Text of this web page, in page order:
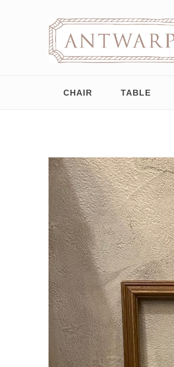
CHAIR TABLE